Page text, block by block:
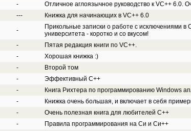
- Отличное аглоязычное руководство к VC++ 6.0.
--- Книжка для начинающих в VC++ 6.0
-
Прикольные записки о работе с исключениями в
университета - коротко и со вкусом!
- Пятая редакция книги по VC++.
- Хорошая книжка :)
- Второй том
- Эффективный С++
- Книга Рихтера по программированию Windows
- Книжка очень большая, и включает в себя
- Очень полезная книга для любителей С++
- Правила программирования на Си и Си++